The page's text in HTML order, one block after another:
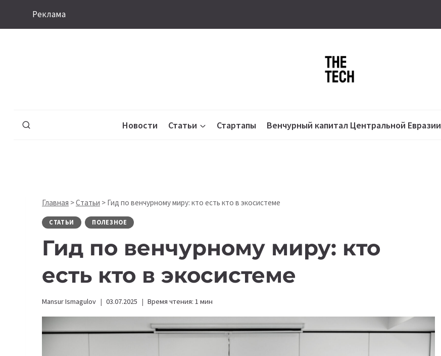
Реклама
Новости Статьи Стартапы Венчурный капитал Центральной Евразии
Главная >Статьи > Гид по венчурному миру: кто есть кто в экосистеме
СТАТЬИ ПОЛЕЗНОЕ
Гид по венчурному миру: кто
есть кто в экосистеме
Mansur Ismagulov 03.07.2025 Время чтения: 1 мин